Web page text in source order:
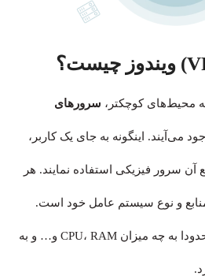
محیط‌های کوچکتر، سرورهای
می‌آیند. اینگونه به جای یک کاربر،
آن سرور فیزیکی استفاده نمایند. هر
منابع و نوع سیستم عامل خود است.
یعنی کاربر تعیین می‌کند که حدودا به چه میزان CPU، RAM و… و به